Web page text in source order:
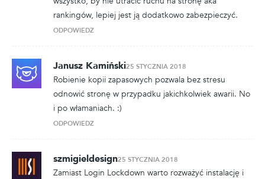
rankingów, lepiej jest ją dodatkowo zabezpieczyć.
ODPOWIEDZ
Janusz Kamiński25 STYCZNIA 2018
Robienie kopii zapasowych pozwala bez stresu
odnowić stronę w przypadku jakichkolwiek awarii. No
i po włamaniach. :)
ODPOWIEDZ
szmigieldesign25 STYCZNIA 2018
Zamiast Login Lockdown warto rozważyć instalację i